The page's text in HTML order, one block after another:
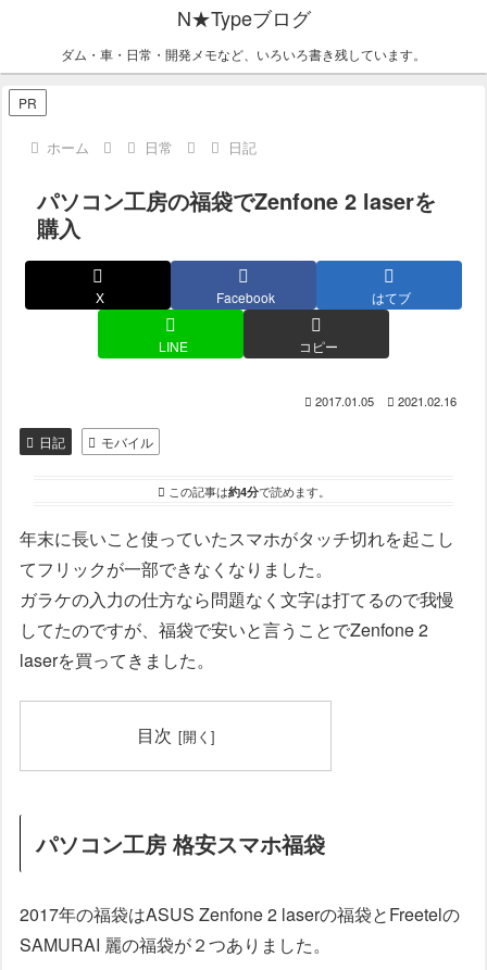
N★Typeブログ
ダム・車・日常・開発メモなど、いろいろ書き残しています。
PR
ホーム 日常 日記
パソコン工房の福袋でZenfone 2 laserを
購入
X Facebook はてブ
LINE コピー
2017.01.05 2021.02.16
日記 モバイル
この記事は約4分で読めます。
年末に長いこと使っていたスマホがタッチ切れを起こし
てフリックが一部できなくなりました。
ガラケの入力の仕方なら問題なく文字は打てるので我慢
してたのですが、福袋で安いと言うことでZenfone 2
laserを買ってきました。
目次
パソコン工房 格安スマホ福袋
2017年の福袋はASUS Zenfone 2 laserの福袋とFreetelの
SAMURAI 麗の福袋が２つありました。